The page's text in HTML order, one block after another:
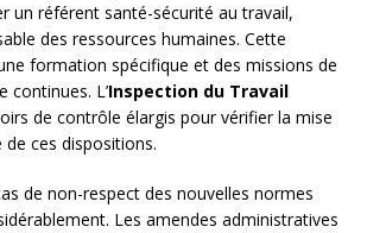
un référent santé-sécurité au travail,
des ressources humaines. Cette
formation spécifique et des missions de
continues. L’Inspection du Travail
de contrôle élargis pour vérifier la mise
ces dispositions.
de non-respect des nouvelles normes
Les amendes administratives